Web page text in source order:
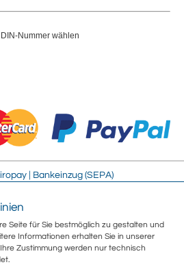
DIN-Nummer wählen
| Bankeinzug (SEPA)
Sitemap
Seite für Sie bestmöglich zu gestalten und
Informationen erhalten Sie in unserer
Zustimmung werden nur technisch